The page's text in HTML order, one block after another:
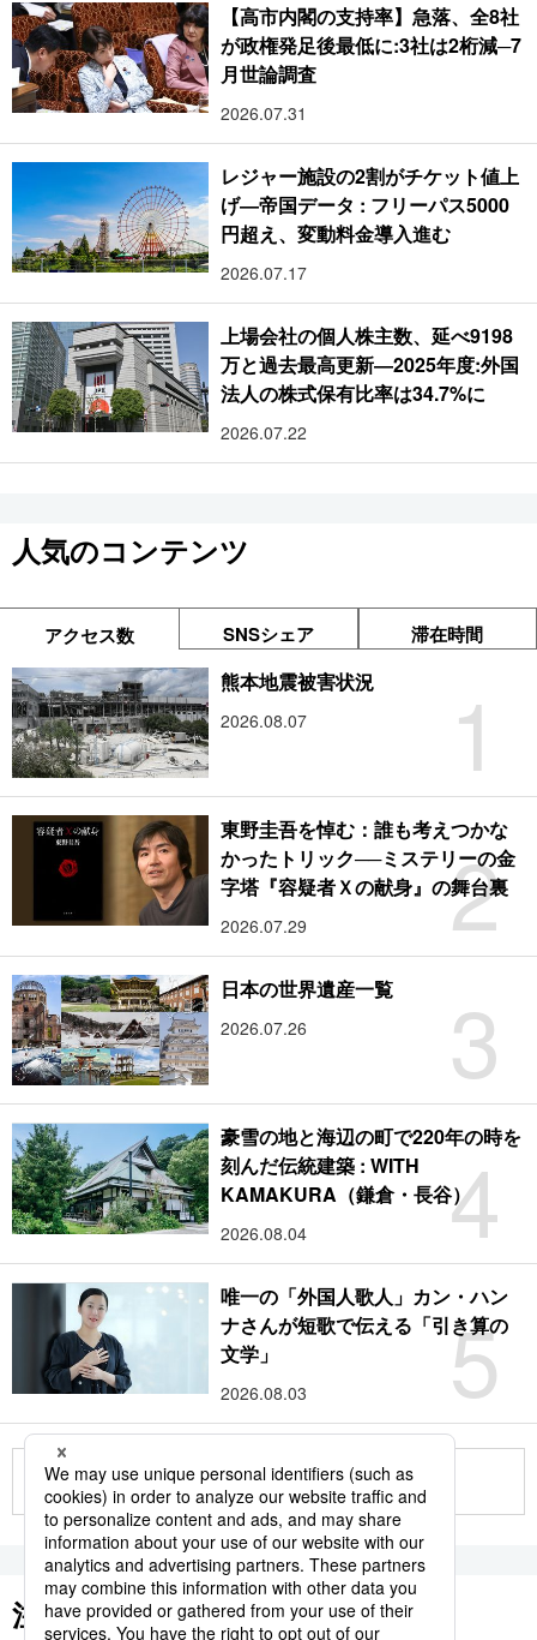
【高市内閣の支持率】急落、全8社
が政権発足後最低に:3社は2桁減─7
月世論調査
2026.07.31
レジャー施設の2割がチケット値上
げ―帝国データ : フリーパス5000
円超え、変動料金導入進む
2026.07.17
上場会社の個人株主数、延べ9198
万と過去最高更新―2025年度:外国
法人の株式保有比率は34.7%に
2026.07.22
人気のコンテンツ
アクセス数 SNSシェア 滞在時間
1
熊本地震被害状況
2026.08.07
2
東野圭吾を悼む：誰も考えつかな
かったトリック──ミステリーの金
字塔『容疑者Ｘの献身』の舞台裏
2026.07.29
3
日本の世界遺産一覧
2026.07.26
4
豪雪の地と海辺の町で220年の時を
刻んだ伝統建築 : WITH
KAMAKURA（鎌倉・長谷）
2026.08.04
5
唯一の「外国人歌人」カン・ハン
ナさんが短歌で伝える「引き算の
文学」
2026.08.03
もっと見る
注目のキーワード